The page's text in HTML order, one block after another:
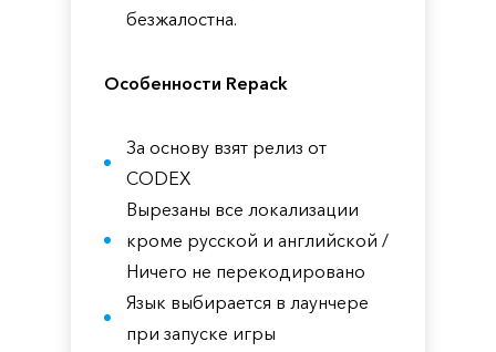
безжалостна.
Особенности Repack
За основу взят релиз от
CODEX
Вырезаны все локализации
кроме русской и английской /
Ничего не перекодировано
Язык выбирается в лаунчере
при запуске игры